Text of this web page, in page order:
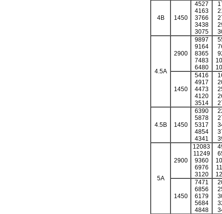
4B 1450
4527
4163
3766
3438
3075
4.5A
2900
9897
9164
8365
7483
6480
1450
5416
4917
4473
4120
3514
4.5B 1450
6390
5878
5317
4854
4341
5A
2900
12083
11249
9360
6976
3120
1450
7471
6856
6179
5684
4848